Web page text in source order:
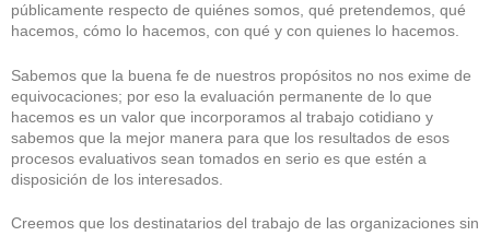
públicamente respecto de quiénes somos, qué pretendemos, qué
hacemos, cómo lo hacemos, con qué y con quienes lo hacemos.
Sabemos que la buena fe de nuestros propósitos no nos exime de
equivocaciones; por eso la evaluación permanente de lo que
hacemos es un valor que incorporamos al trabajo cotidiano y
sabemos que la mejor manera para que los resultados de esos
procesos evaluativos sean tomados en serio es que estén a
disposición de los interesados.
Creemos que los destinatarios del trabajo de las organizaciones sin